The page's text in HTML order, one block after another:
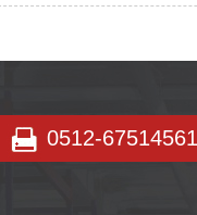
0512-67514561